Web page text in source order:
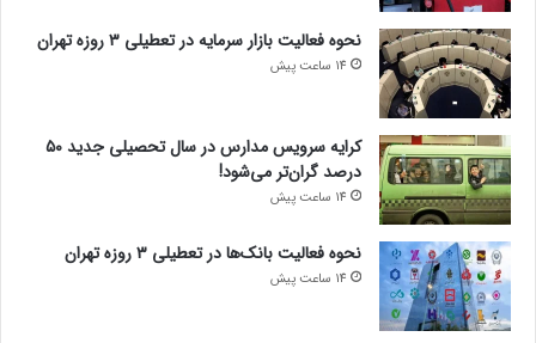
نحوه فعالیت بازار سرمایه در تعطیلی ۳ روزه تهران
14 ساعت پیش
کرایه سرویس مدارس در سال تحصیلی جدید ۵۰
درصد گران‌تر می‌شود!
14 ساعت پیش
نحوه فعالیت بانک‌ها در تعطیلی ۳ روزه تهران
14 ساعت پیش